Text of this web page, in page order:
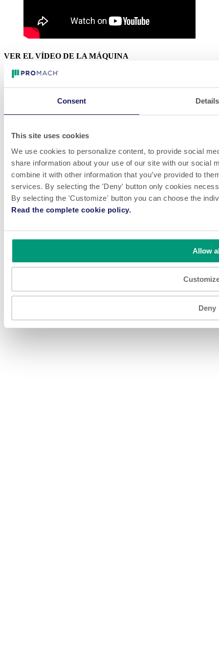
Consent Details
This site uses cookies
We use cookies to personalize content, to provide social
share information about your use of our site with our social
combine it with other information that you’ve provided to
services. By selecting the 'Deny' button only cookies
By selecting the 'Customize' button you can choose the
Read the complete cookie policy.
Allow
Deny
VER EL VÍDEO DE LA MÁQUINA
Whistleblowing
P.E. Labellers ofrece máquinas etiquetadoras automáticas de alto
rendimiento, flexibles y personalizables, inspiradas en la innovación
del diseño. La empresa tiene un alcance global y satisface las
necesidades de producción de clientes de todo el mundo en muchos
mercados diferentes.
¡Ven a trabajar con nosotros! Siempre estamos buscando
grandes talentos para unirnos a nuestros equipos.
VER VACANTES
01312480203 - N. Iscr.Reg. imprese 01312480203 - R.E.A.
MN 151469 - Capitale Sociale € 1.920.000 I.V. Società
soggetta ad attività di direzione e coordinamento di Fojal III